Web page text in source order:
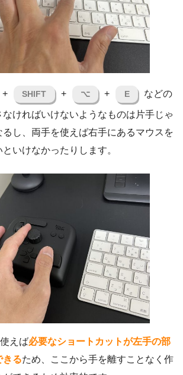
+ SHIFT + ⌥ + E などの
ければいけないようなものは片手じゃ
し、両手を使えば右手にあるマウスを
いけなかったりします。
えば必要なショートカットが左手の部
きるため、ここから手を離すことなく作